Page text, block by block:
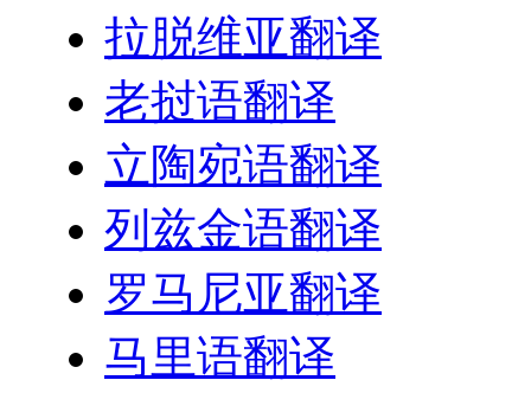
拉脱维亚翻译
老挝语翻译
立陶宛语翻译
列兹金语翻译
罗马尼亚翻译
马里语翻译